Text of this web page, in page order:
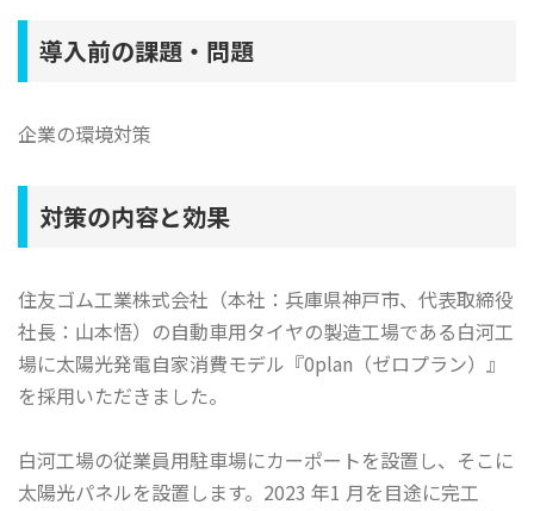
導入前の課題・問題
企業の環境対策
対策の内容と効果
住友ゴム工業株式会社（本社：兵庫県神戸市、代表取締役
社長：山本悟）の自動車用タイヤの製造工場である白河工
場に太陽光発電自家消費モデル『0plan（ゼロプラン）』
を採用いただきました。
白河工場の従業員用駐車場にカーポートを設置し、そこに
太陽光パネルを設置します。2023 年1 月を目途に完工